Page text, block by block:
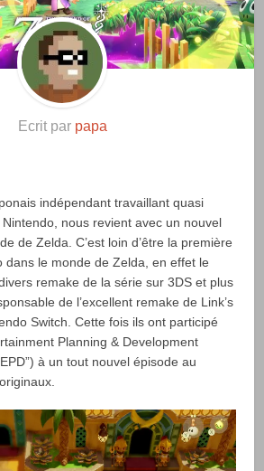
Ecrit par papa
indépendant travaillant quasi
nous revient avec un nouvel
de Zelda. C’est loin d’être la première
dans le monde de Zelda, en effet le
remake de la série sur 3DS et plus
de l’excellent remake de Link’s
Switch. Cette fois ils ont participé
Planning & Development
à un tout nouvel épisode au